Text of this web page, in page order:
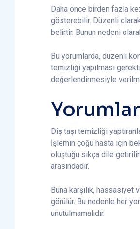
Daha önce birden fazla
gösterebilir. Düzenli
belirtir. Bunun nedeni
Bu yorumlarda, düzenli
temizliği yapılması
değerlendirmesiyle
Diş taşı temizliği
İşlemin çoğu hasta için
oluştuğu sıkça dile
arasındadır.
Buna karşılık, hassasiyet
görülür. Bu nedenle her
unutulmamalıdır.